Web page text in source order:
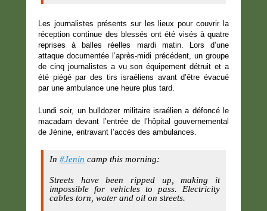
Les journalistes présents sur les lieux pour couvrir la
réception continue des blessés ont été visés à quatre
reprises à balles réelles mardi matin. Lors d’une
attaque documentée l’après-midi précédent, un groupe
de cinq journalistes a vu son équipement détruit et a
été piégé par des tirs israéliens avant d’être évacué
par une ambulance une heure plus tard.
Lundi soir, un bulldozer militaire israélien a défoncé le
macadam devant l’entrée de l’hôpital gouvernemental
de Jénine, entravant l’accès des ambulances.
In #Jenin camp this morning:
Streets have been ripped up, making it
impossible for vehicles to pass. Electricity
cables torn, water and oil on streets.